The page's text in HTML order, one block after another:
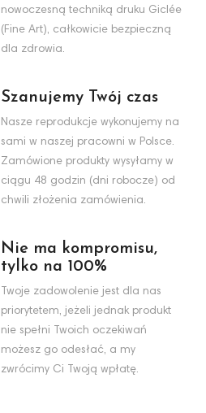
nowoczesną techniką druku Giclée
(Fine Art), całkowicie bezpieczną
dla zdrowia.
Szanujemy Twój czas
Nasze reprodukcje wykonujemy na
sami w naszej pracowni w Polsce.
Zamówione produkty wysyłamy w
ciągu 48 godzin (dni robocze) od
chwili złożenia zamówienia.
Nie ma kompromisu,
tylko na 100%
Twoje zadowolenie jest dla nas
priorytetem, jeżeli jednak produkt
nie spełni Twoich oczekiwań
możesz go odesłać, a my
zwrócimy Ci Twoją wpłatę.